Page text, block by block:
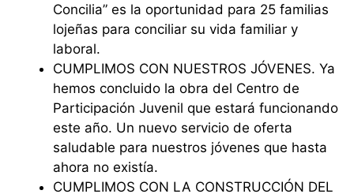
Concilia” es la oportunidad para 25 familias
lojeñas para conciliar su vida familiar y
laboral.
⁠CUMPLIMOS CON NUESTROS JÓVENES. Ya
hemos concluido la obra del Centro de
Participación Juvenil que estará funcionando
este año. Un nuevo servicio de oferta
saludable para nuestros jóvenes que hasta
ahora no existía.
⁠CUMPLIMOS CON LA CONSTRUCCIÓN DEL